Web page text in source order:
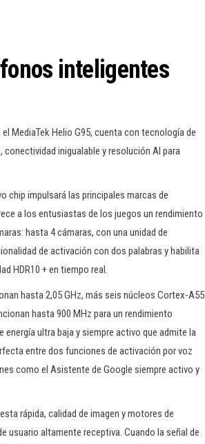
inteligentes
MediaTek Helio G95, cuenta con tecnología de
inigualable y resolución AI para
chip impulsará las principales marcas de
a los entusiastas de los juegos un rendimiento
hasta 4 cámaras, con una unidad de
de activación con dos palabras y habilita
HDR10 + en tiempo real.
hasta 2,05 GHz, más seis núcleos Cortex-A55
hasta 900 MHz para un rendimiento
energía ultra baja y siempre activo que admite la
entre dos funciones de activación por voz
como el Asistente de Google siempre activo y
rápida, calidad de imagen y motores de
usuario altamente receptiva. Cuando la señal de